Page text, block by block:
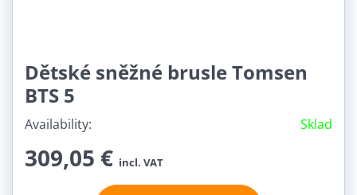
Dětské sněžné brusle Tomsen
BTS 5
Availability: Sklad
309,05 € incl. VAT